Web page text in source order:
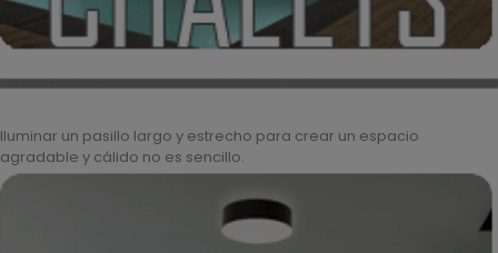
Iluminar un pasillo largo y estrecho para crear un espacio
agradable y cálido no es sencillo.